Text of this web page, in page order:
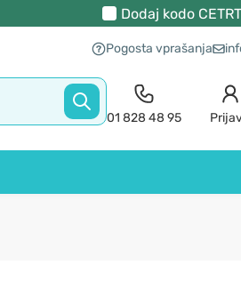
Dodaj kodo
Pogosta vprašanja
01 828 48 95